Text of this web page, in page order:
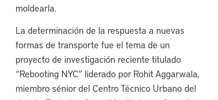
moldearla.
La determinación de la respuesta a nuevas
formas de transporte fue el tema de un
proyecto de investigación reciente titulado
“Rebooting NYC” liderado por Rohit Aggarwala,
miembro sénior del Centro Técnico Urbano del